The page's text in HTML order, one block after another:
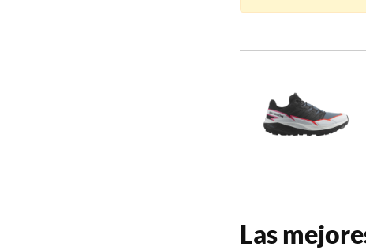
Las